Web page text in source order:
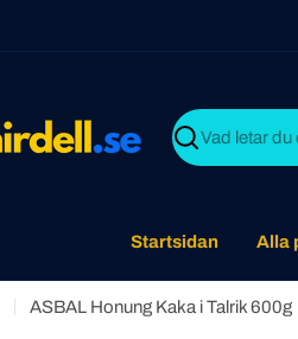
Search
Startsidan Alla
ASBAL Honung Kaka i Talrik 600g